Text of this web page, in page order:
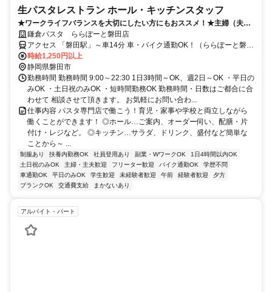
生パスタレストラン ホール・キッチンスタッフ
★ワークライフバランスを大切にしたい方にもおススメ！★主婦（夫）
さん大歓迎！シフトは希望性で融通も利きます。小さいお子様がいる方
も絶賛活躍中。
鎌倉パスタ ららぽーと磐田店
アクセス 「磐田駅」～車14分 車・バイク通勤OK！（ららぽーと磐田
内）
時給1,250円以上
静岡県磐田市
勤務時間 勤務時間 9:00～22:30 1日3時間～OK、週2日～OK ・平日の
みOK ・土日祝のみOK ・短時間勤務OK 勤務時間・日数はご都合に合
わせて 相談させて頂きます。 お気軽にお問い合わ...
仕事内容 パスタ専門店で働こう！育児・家事や学校と両立しながら
働くことができます！ ◎ホール…ご案内、オーダー伺い、配膳・片
付け・レジなど。 ◎キッチン…サラダ、ドリンク、盛付など簡単な
ことから～ ...
制服あり 扶養内勤務OK 社員登用あり 副業・WワークOK
1日4時間以内OK
土日祝のみOK
主婦・主夫歓迎 フリーター歓迎 バイク通勤OK
学歴不問
車通勤OK
平日のみOK 学生歓迎 未経験者歓迎 午前 経験者歓迎
夕方
ブランクOK
交通費支給 まかないあり
アルバイト・パート